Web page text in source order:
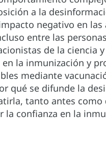
a la
negativo en
entre las
de la ciencia
la inmunización y
mediante
qué se difunde la
tanto antes como
la confianza en la